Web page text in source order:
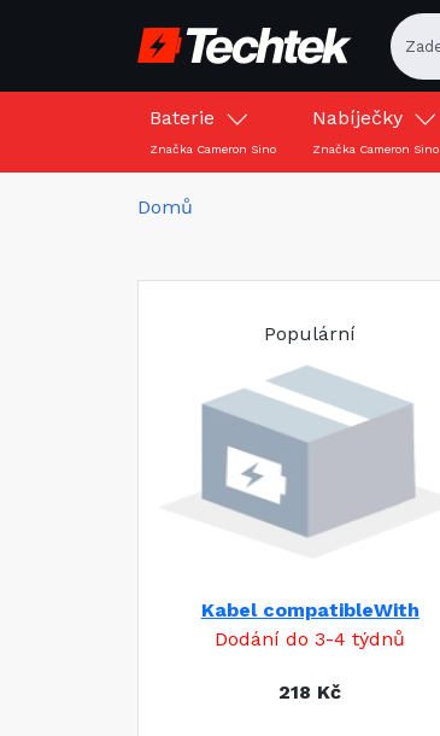
Baterie
Značka Cameron Sino
Nabíječky
Značka Cameron Sino
Domů
Populární
Kabel compatibleWith
Dodání do 3-4 týdnů
218 Kč